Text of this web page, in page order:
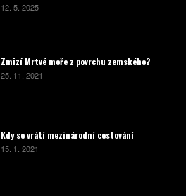
12. 5. 2025
Zmizí Mrtvé moře z povrchu zemského?
25. 11. 2021
Kdy se vrátí mezinárodní cestování
15. 1. 2021